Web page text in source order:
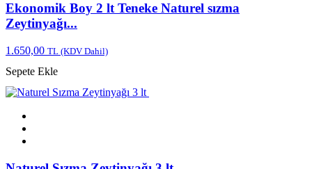
Ekonomik Boy 2 lt Teneke Naturel sızma
Zeytinyağı...
1.650,00 TL (KDV Dahil)
Sepete Ekle